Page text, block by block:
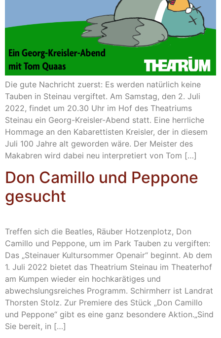
Die gute Nachricht zuerst: Es werden natürlich keine
Tauben in Steinau vergiftet. Am Samstag, den 2. Juli
2022, findet um 20.30 Uhr im Hof des Theatriums
Steinau ein Georg-Kreisler-Abend statt. Eine herrliche
Hommage an den Kabarettisten Kreisler, der in diesem
Juli 100 Jahre alt geworden wäre. Der Meister des
Makabren wird dabei neu interpretiert von Tom […]
Don Camillo und Peppone
gesucht
Treffen sich die Beatles, Räuber Hotzenplotz, Don
Camillo und Peppone, um im Park Tauben zu vergiften:
Das „Steinauer Kultursommer Openair“ beginnt. Ab dem
1. Juli 2022 bietet das Theatrium Steinau im Theaterhof
am Kumpen wieder ein hochkarätiges und
abwechslungsreiches Programm. Schirmherr ist Landrat
Thorsten Stolz. Zur Premiere des Stück „Don Camillo
und Peppone“ gibt es eine ganz besondere Aktion.„Sind
Sie bereit, in […]